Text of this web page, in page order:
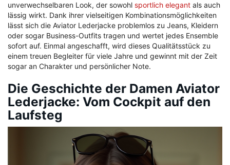
unverwechselbaren Look, der sowohl sportlich elegant als auch
lässig wirkt. Dank ihrer vielseitigen Kombinationsmöglichkeiten
lässt sich die Aviator Lederjacke problemlos zu Jeans, Kleidern
oder sogar Business-Outfits tragen und wertet jedes Ensemble
sofort auf. Einmal angeschafft, wird dieses Qualitätsstück zu
einem treuen Begleiter für viele Jahre und gewinnt mit der Zeit
sogar an Charakter und persönlicher Note.
Die Geschichte der Damen Aviator
Lederjacke: Vom Cockpit auf den
Laufsteg